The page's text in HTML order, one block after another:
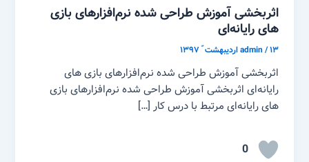
اثربخشی آموزش طراحی شده نرم‌افزارهای بازی
های رایانه‌ای
admin/۱۳ اردیبهشت ّ ۱۳۹۷
اثربخشی آموزش طراحی شده نرم‌افزارهای بازی های
رایانه‌ای اثربخشی آموزش طراحی شده نرم‌افزارهای بازی
های رایانه‌ای مرتبط با درس کار […]
0